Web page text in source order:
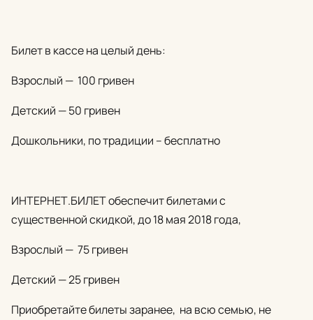
Билет в кассе на целый день:
Взрослый — 100 гривен
Детский — 50 гривен
Дошкольники, по традиции – бесплатно
ИНТЕРНЕТ.БИЛЕТ обеспечит билетами с
существенной скидкой, до 18 мая 2018 года,
Взрослый — 75 гривен
Детский — 25 гривен
Приобретайте билеты заранее, на всю семью, не